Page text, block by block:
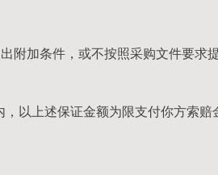
附加条件，或不按照采购文件要求
以上述保证金额为限支付你方索赔